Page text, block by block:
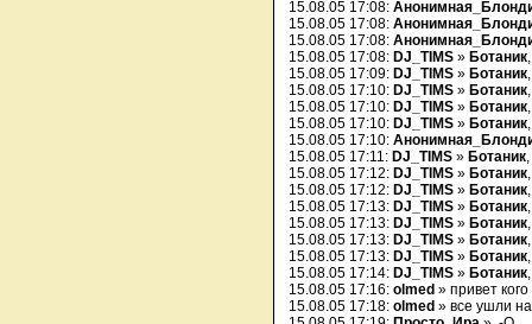
15.08.05 17:08:
15.08.05 17:08:
15.08.05 17:08:
15.08.05 17:08: DJ_TIMS » Ботаник
15.08.05 17:09: DJ_TIMS » Ботаник
15.08.05 17:10: DJ_TIMS » Ботаник
15.08.05 17:10: DJ_TIMS » Ботаник
15.08.05 17:10: DJ_TIMS » Ботаник
15.08.05 17:10:
15.08.05 17:11: DJ_TIMS » Ботаник
15.08.05 17:12: DJ_TIMS » Ботаник
15.08.05 17:12: DJ_TIMS » Ботаник
15.08.05 17:13: DJ_TIMS » Ботаник
15.08.05 17:13: DJ_TIMS » Ботаник
15.08.05 17:13: DJ_TIMS » Ботаник
15.08.05 17:13: DJ_TIMS » Ботаник
15.08.05 17:14: DJ_TIMS » Ботаник
15.08.05 17:16: olmed » привет
15.08.05 17:18: olmed » все ушли